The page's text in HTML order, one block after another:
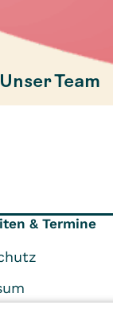
Unser Team
& Termine